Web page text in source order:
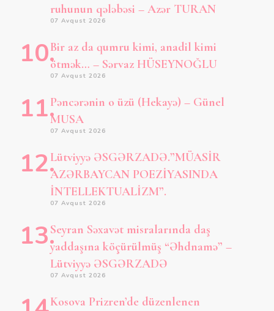
ruhunun qələbəsi – Azər TURAN
07 Avqust 2026
Bir az da qumru kimi, anadil kimi
ötmək… – Sərvaz HÜSEYNOĞLU
07 Avqust 2026
Pəncərənin o üzü (Hekayə) – Günel
MUSA
07 Avqust 2026
Lütviyyə ƏSGƏRZADƏ.”MÜASİR
AZƏRBAYCAN POEZİYASINDA
İNTELLEKTUALİZM”.
07 Avqust 2026
Seyran Səxavət misralarında daş
yaddaşına köçürülmüş “Əhdnamə” –
Lütviyyə ƏSGƏRZADƏ
07 Avqust 2026
Kosova Prizren’de düzenlenen